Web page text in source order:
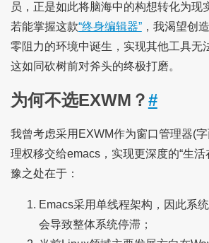
员，正是如此将脑海中的构想转化为现
若能掌握这款“终身编辑器”，我渴望创
零阻力的环境中诞生，实现其他工具无
这如同砍树前对斧头的终极打磨。
为何不选EXWM？#
我曾考虑采用EXWM作为窗口管理器(
理权移交给emacs，实现更深度的“生活
豫之处在于：
Emacs采用单线程架构，因此系
会导致整体系统停滞；